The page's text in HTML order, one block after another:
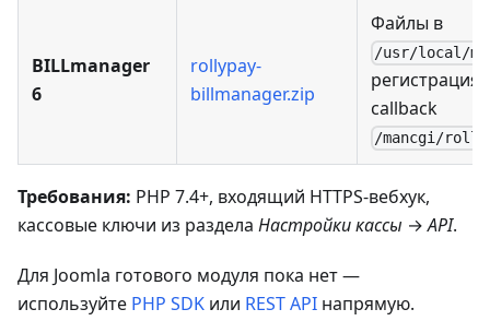
BILLmanager
6
rollypay-
billmanager.zip
Файлы в
/usr/local/
регистрация
callback
/mancgi/
Требования: PHP 7.4+, входящий HTTPS-вебхук,
кассовые ключи из раздела Настройки кассы →API.
Для Joomla готового модуля пока нет —
используйте PHP SDK или REST API напрямую.